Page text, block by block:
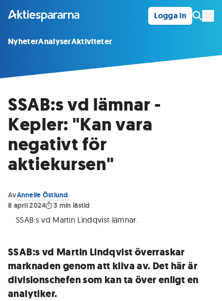
Logga in
NyheterAnalyserAktiviteter
SSAB:s vd lämnar -
Kepler: "Kan vara
negativt för
aktiekursen"
AvAnnelie Östlund
8 april 2024
3 min lästid
SSAB:s vd Martin Lindqvist lämnar.
SSAB:s vd Martin Lindqvist överraskar
marknaden genom att kliva av. Det här är
divisionschefen som kan ta över enligt en
analytiker.